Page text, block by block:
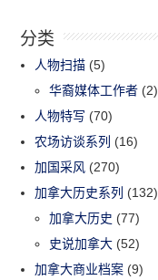
分类
人物扫描 (5)
华裔媒体工作者 (2)
人物特写 (70)
农场访谈系列 (16)
加国采风 (270)
加拿大历史系列 (132)
加拿大历史 (77)
史说加拿大 (52)
加拿大商业档案 (9)